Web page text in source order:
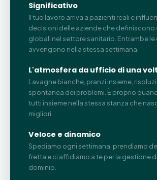
Significativo
Il tuo lavoro arriva a pazienti reali e
decisioni delle aziende che definiscono
globali nel settore sanitario. Entrambe le
avvengono nella stessa settimana.
L'atmosfera da ufficio di una
Lavagne bianche, pranzi insieme,
spontanea dei problemi. È proprio
tutti insieme nella stessa stanza che
migliori.
Veloce e dinamico
Spediamo ogni settimana, prendiamo
fretta e ci affidiamo a te per la gestione
dominio.